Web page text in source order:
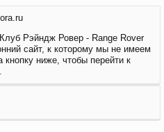
Рэйндж Ровер - Range Rover
сайт, к которому мы не имеем
кнопку ниже, чтобы перейти к